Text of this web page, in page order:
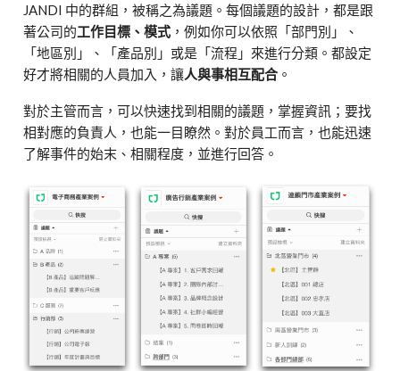
JANDI 中的群組，被稱之為議題。每個議題的設計，都是跟
著公司的工作目標、模式 ，例如你可以依照「部門別」、
「地區別」、「產品別」或是「流程」來進行分類。都設定
好才將相關的人員加入，讓人與事相互配合 。
對於主管而言，可以快速找到相關的議題，掌握資訊；要找
相對應的負責人，也能一目瞭然。對於員工而言，也能迅速
了解事件的始末、相關程度，並進行回答。